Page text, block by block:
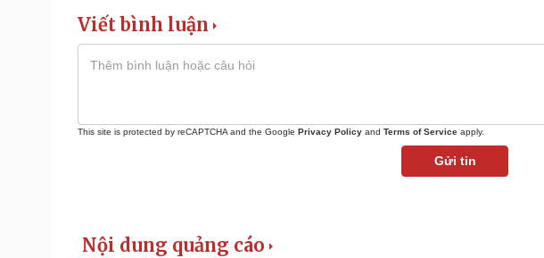
Viết bình luận
This site is protected by reCAPTCHA and the Google Privacy Policy and Terms of Service apply.
Gửi tin